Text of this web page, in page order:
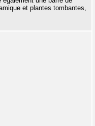
et plantes tombantes,